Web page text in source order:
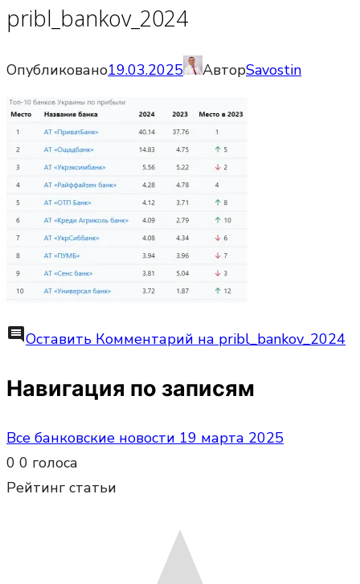
pribl_bankov_2024
Опубликовано19.03.2025 АвторSavostin
commentОставить Комментарий на pribl_bankov_2024
Навигация по записям
Все банковские новости 19 марта 2025
0 0 голоса
Рейтинг статьи